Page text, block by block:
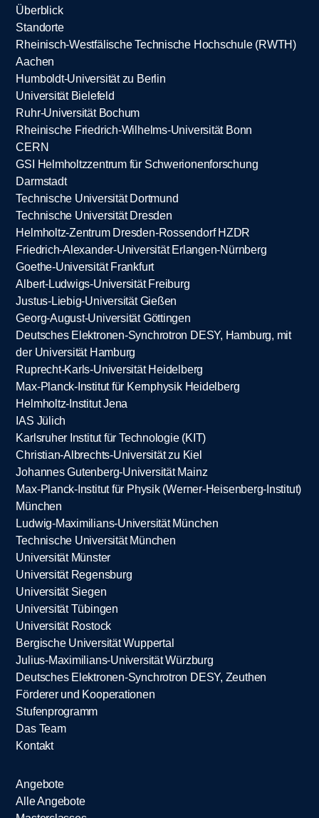
Überblick
Standorte
Rheinisch-Westfälische Technische Hochschule (RWTH)
Aachen
Humboldt-Universität zu Berlin
Universität Bielefeld
Ruhr-Universität Bochum
Rheinische Friedrich-Wilhelms-Universität Bonn
CERN
GSI Helmholtzzentrum für Schwerionenforschung
Darmstadt
Technische Universität Dortmund
Technische Universität Dresden
Helmholtz-Zentrum Dresden-Rossendorf HZDR
Friedrich-Alexander-Universität Erlangen-Nürnberg
Goethe-Universität Frankfurt
Albert-Ludwigs-Universität Freiburg
Justus-Liebig-Universität Gießen
Georg-August-Universität Göttingen
Deutsches Elektronen-Synchrotron DESY, Hamburg, mit
der Universität Hamburg
Ruprecht-Karls-Universität Heidelberg
Max-Planck-Institut für Kernphysik Heidelberg
Helmholtz-Institut Jena
IAS Jülich
Karlsruher Institut für Technologie (KIT)
Christian-Albrechts-Universität zu Kiel
Johannes Gutenberg-Universität Mainz
Max-Planck-Institut für Physik (Werner-Heisenberg-Institut)
München
Ludwig-Maximilians-Universität München
Technische Universität München
Universität Münster
Universität Regensburg
Universität Siegen
Universität Tübingen
Universität Rostock
Bergische Universität Wuppertal
Julius-Maximilians-Universität Würzburg
Deutsches Elektronen-Synchrotron DESY, Zeuthen
Förderer und Kooperationen
Stufenprogramm
Das Team
Kontakt
Angebote
Alle Angebote